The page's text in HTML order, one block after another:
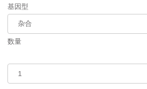
基因型
数量